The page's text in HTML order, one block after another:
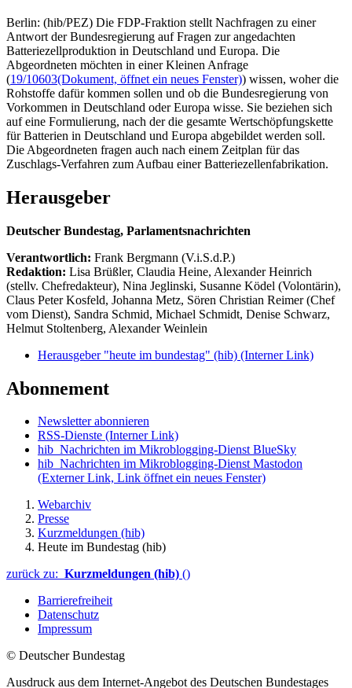
Berlin: (hib/PEZ) Die FDP-Fraktion stellt Nachfragen zu einer
Antwort der Bundesregierung auf Fragen zur angedachten
Batteriezellproduktion in Deutschland und Europa. Die
Abgeordneten möchten in einer Kleinen Anfrage
(19/10603(Dokument, öffnet ein neues Fenster)) wissen, woher die
Rohstoffe dafür kommen sollen und ob die Bundesregierung von
Vorkommen in Deutschland oder Europa wisse. Sie beziehen sich
auf eine Formulierung, nach der die gesamte Wertschöpfungskette
für Batterien in Deutschland und Europa abgebildet werden soll.
Die Abgeordneten fragen auch nach einem Zeitplan für das
Zuschlags-Verfahren zum Aufbau einer Batteriezellenfabrikation.
Herausgeber
Deutscher Bundestag, Parlamentsnachrichten
Verantwortlich: Frank Bergmann (V.i.S.d.P.)
Redaktion: Lisa Brüßler, Claudia Heine, Alexander Heinrich
(stellv. Chefredakteur), Nina Jeglinski, Susanne Ködel (Volontärin),
Claus Peter Kosfeld, Johanna Metz, Sören Christian Reimer (Chef
vom Dienst), Sandra Schmid, Michael Schmidt, Denise Schwarz,
Helmut Stoltenberg, Alexander Weinlein
Herausgeber "heute im bundestag" (hib) (Interner Link)
Abonnement
Newsletter abonnieren
RSS-Dienste (Interner Link)
hib_Nachrichten im Mikroblogging-Dienst BlueSky
hib_Nachrichten im Mikroblogging-Dienst Mastodon
(Externer Link, Link öffnet ein neues Fenster)
Webarchiv
Presse
Kurzmeldungen (hib)
Heute im Bundestag (hib)
zurück zu: Kurzmeldungen (hib) ()
Barrierefreiheit
Datenschutz
Impressum
© Deutscher Bundestag
Ausdruck aus dem Internet-Angebot des Deutschen Bundestages